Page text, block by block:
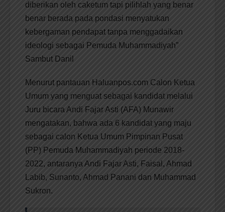
diberikan oleh caketum tapi pilihlah yang benar
benar berada pada pondasi menyatukan
kebergaman pendapat tanpa menggadaikan
ideologi sebagai Pemuda Muhammadiyah”
Sambut Danil
Menurut pantauan Haluanpos.com Calon Ketua
Umum yang menguat sebagai kandidat melalui
Juru bicara Andi Fajar Asti (AFA) Munawir
mengatakan, bahwa ada 6 kandidat yang maju
sebagai calon Ketua Umum Pimpinan Pusat
(PP) Pemuda Muhammadiyah periode 2018-
2022, antaranya Andi Fajar Asti, Faisal, Ahmad
Labib, Sunanto, Ahmad Panani dan Muhammad
Sukron.